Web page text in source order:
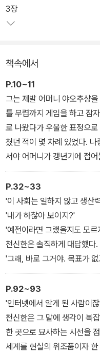
추지 못한 아이들의 말에 유
이라는 가면을 쓰고 소녀들을
3장
책속에서
P.10~11
그는 제발 어머니 야오추샹
틀 무렵까지 게임을 하고 잠
로 나왔다가 우울한 표정으
쳤던 적이 몇 차례 있었다.
서야 어머니가 갱년기에 접
한다는 것을 알게 되었다. 그
서 들려오는 게임 효과음 탓
쩡한 아들이 어쩌다 지금 이
한 청년에서 집 밖으로 한 발
가는 기생충이 되었다며 푸념
P.32~33
'이 사회는 일하지 않고 생산
'내가 하찮아 보이지?'
'예전이라면 그랬을지도 모
천신한은 솔직하게 대답했다.
'그래, 바로 그거야. 목표가
것도 아니잖아. 반대로 한 사
일이 얼마나 많아? 나는 회사
P.92~93
'인터넷에서 알게 된 사람이
천신한은 그 말에 생각이 복
한 곳으로 묘사하는 시선을
세계를 현실의 위조품이자